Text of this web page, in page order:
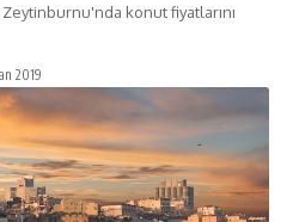
konut fiyatlarını
2019